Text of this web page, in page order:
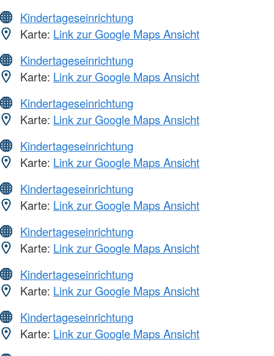
Kindertageseinrichtung
Karte: Link zur Google Maps Ansicht
Kindertageseinrichtung
Karte: Link zur Google Maps Ansicht
Kindertageseinrichtung
Karte: Link zur Google Maps Ansicht
Kindertageseinrichtung
Karte: Link zur Google Maps Ansicht
Kindertageseinrichtung
Karte: Link zur Google Maps Ansicht
Kindertageseinrichtung
Karte: Link zur Google Maps Ansicht
Kindertageseinrichtung
Karte: Link zur Google Maps Ansicht
Kindertageseinrichtung
Karte: Link zur Google Maps Ansicht